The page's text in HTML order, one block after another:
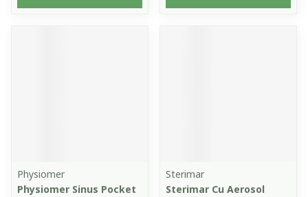
Physiomer
Physiomer Sinus Pocket
Sterimar
Sterimar Cu Aerosol